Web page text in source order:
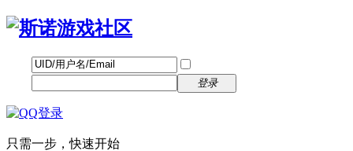
登录
只需一步，快速开始